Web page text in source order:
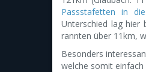
Passstafetten in
Unterschied lag hier
rannten über 11km,
Besonders
welche somit